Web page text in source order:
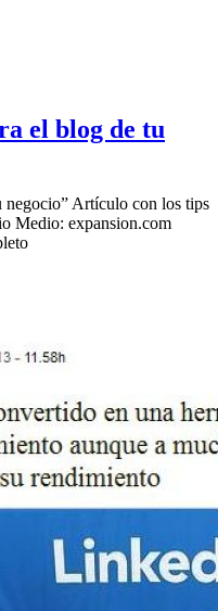
el blog de tu
Artículo con los tips
Medio: expansion.com